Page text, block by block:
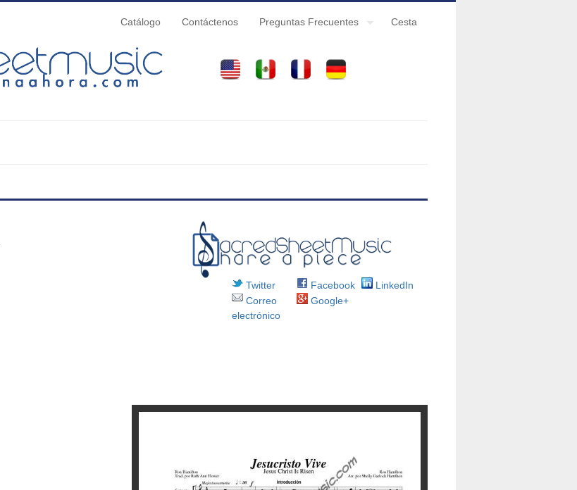
Catálogo Contáctenos Preguntas Frecuentes Cesta
Twitter Facebook
LinkedIn
Correo
electrónico
Google+